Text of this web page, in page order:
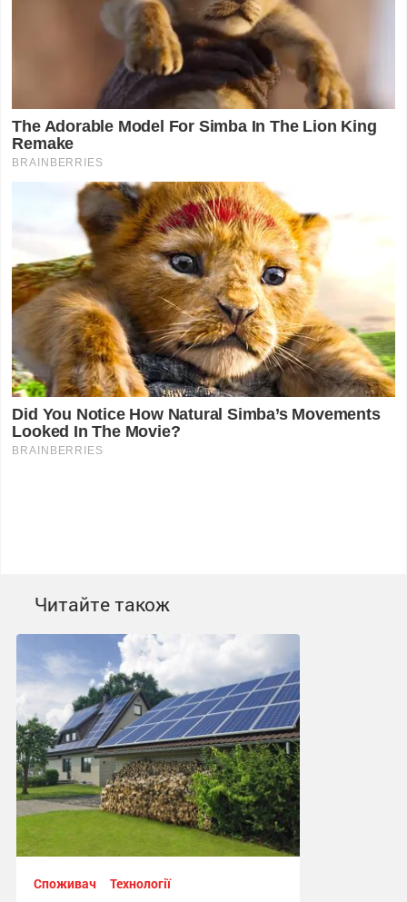
Читайте також
Споживач Технології